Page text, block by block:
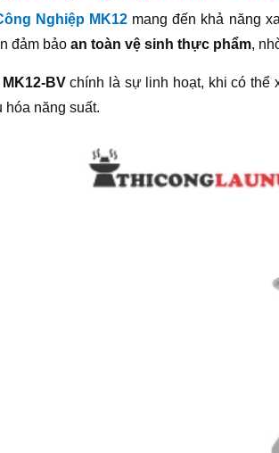
Nghiệp MK12 mang đến khả năng
đảm bảo an toàn vệ sinh thực phẩm,
MK12-BV chính là sự linh hoạt, khi có thể
năng suất.